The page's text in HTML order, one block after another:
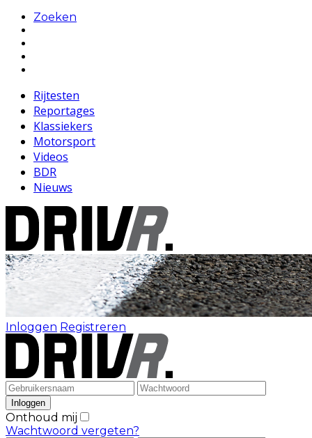
Zoeken
Rijtesten
Reportages
Klassiekers
Motorsport
Videos
BDR
Nieuws
Inloggen Registreren
Onthoud mij
Wachtwoord vergeten?